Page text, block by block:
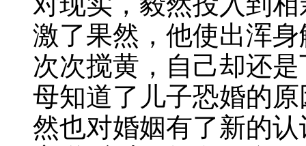
激了果然，他使出浑
次次搅黄，自己却还
母知道了儿子恐婚的
然也对婚姻有了新的